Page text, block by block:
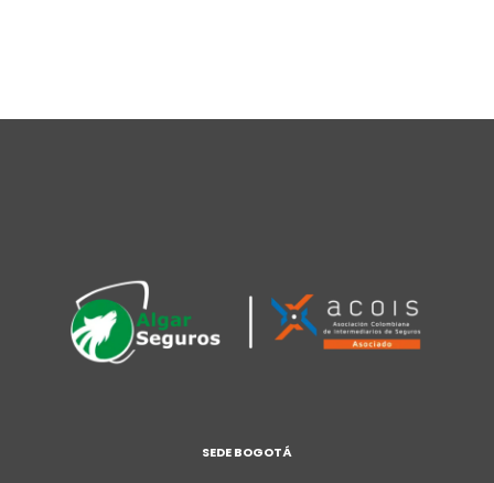
SEDE BOGOTÁ